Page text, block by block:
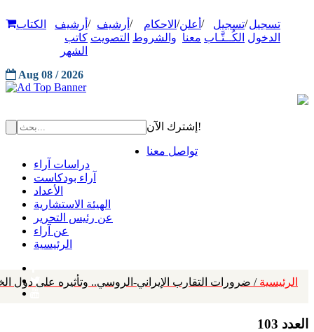
تسجيل
الدخول
/تسجيل
الكُــتَّـاب
/ أعلن
معنا
/ الاحكام
والشروط
/ أرشيف
التصويت
/ أرشيف
كاتب
الشهر
الكتاب
Aug 08 / 2026
إشترك الآن!
تواصل معنا
دراسات آراء
آراء بودكاست
الأعداد
الهيئة الاستشارية
عن رئيس التحرير
عن آراء
الرئيسية
الرئيسية / ضرورات التقارب الإيراني-الروسي.. وتأثيره على دول
العدد 103